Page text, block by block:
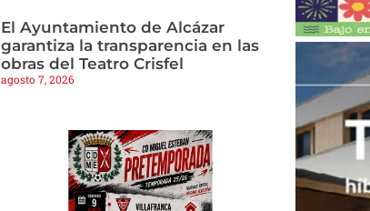
El Ayuntamiento de Alcázar
garantiza la transparencia en las
obras del Teatro Crisfel
agosto 7, 2026